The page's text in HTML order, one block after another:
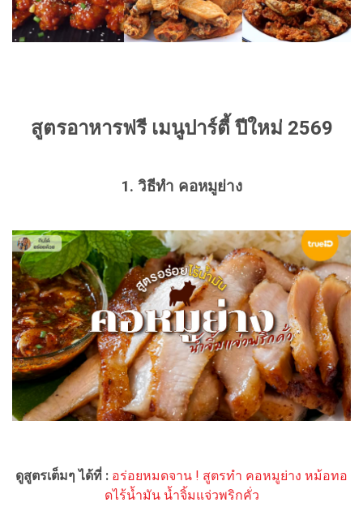
สูตรอาหารฟรี เมนูปาร์ตี้ ปีใหม่ 2569
1. วิธีทำ คอหมูย่าง
ดูสูตรเต็มๆ ได้ที่ : อร่อยหมดจาน ! สูตรทำ คอหมูย่าง หม้อทอ
ดไร้น้ำมัน น้ำจิ้มแจ่วพริกคั่ว